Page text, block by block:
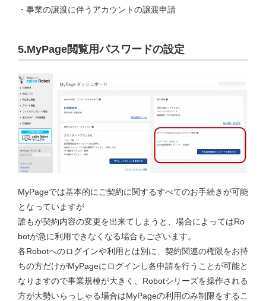
・事業の譲渡に伴うアカウントの譲渡申請
5.MyPage閲覧用パスワードの設定
MyPageでは基本的にご契約に関するすべてのお手続きが可能
となっていますが
誰もが契約内容の変更を出来てしまうと、場合によってはRo
botが急に利用できなくなる場合もございます。
各Robotへのログインや利用とは別に、契約関連の権限をお持
ちの方だけがMyPageにログインし各申請を行うことが可能と
なりますので事業規模が大きく、Robotシリーズを操作される
方が大勢いらっしゃる場合はMyPageの利用のみ制限をするこ